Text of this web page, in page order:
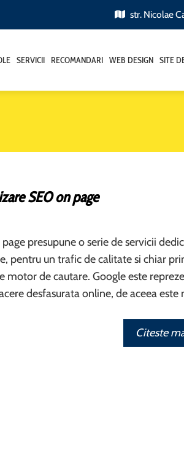
str. Nicolae
SERVICII RECOMANDARI WEB DESIGN SITE
SEO on page
presupune o serie de servicii
pentru un trafic de calitate si chiar
motor de cautare. Google este
desfasurata online, de aceea este
Citeste